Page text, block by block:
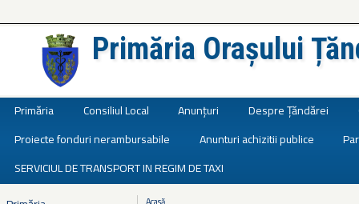
Primăria Orașului
Primăria Consiliul Local Anunțuri Despre Țăndărei
Proiecte fonduri nerambursabile
Anunturi achizitii publice
SERVICIUL DE TRANSPORT IN REGIM DE TAXI